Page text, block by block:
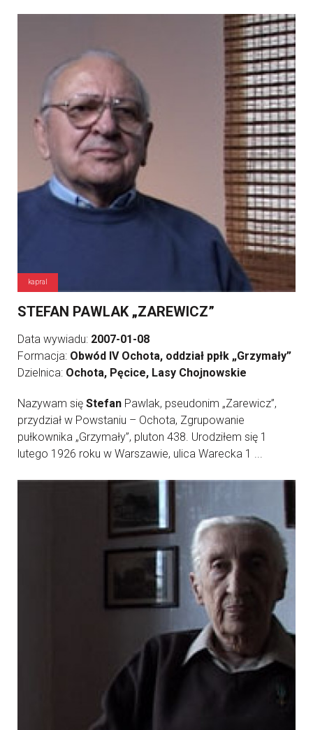
kapral
STEFAN PAWLAK „ZAREWICZ”
Data wywiadu: 2007-01-08
Formacja: Obwód IV Ochota, oddział ppłk „Grzymały”
Dzielnica: Ochota, Pęcice, Lasy Chojnowskie
Nazywam się Stefan Pawlak, pseudonim „Zarewicz”,
przydział w Powstaniu – Ochota, Zgrupowanie
pułkownika „Grzymały”, pluton 438. Urodziłem się 1
lutego 1926 roku w Warszawie, ulica Warecka 1 ...